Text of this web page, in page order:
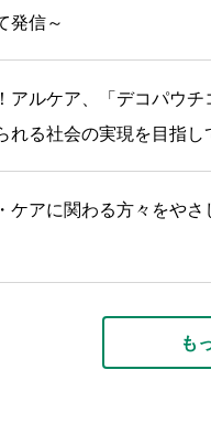
発信～
アルケア、「デコパウ
れる社会の実現を目指し
ケアに関わる方々をや
も